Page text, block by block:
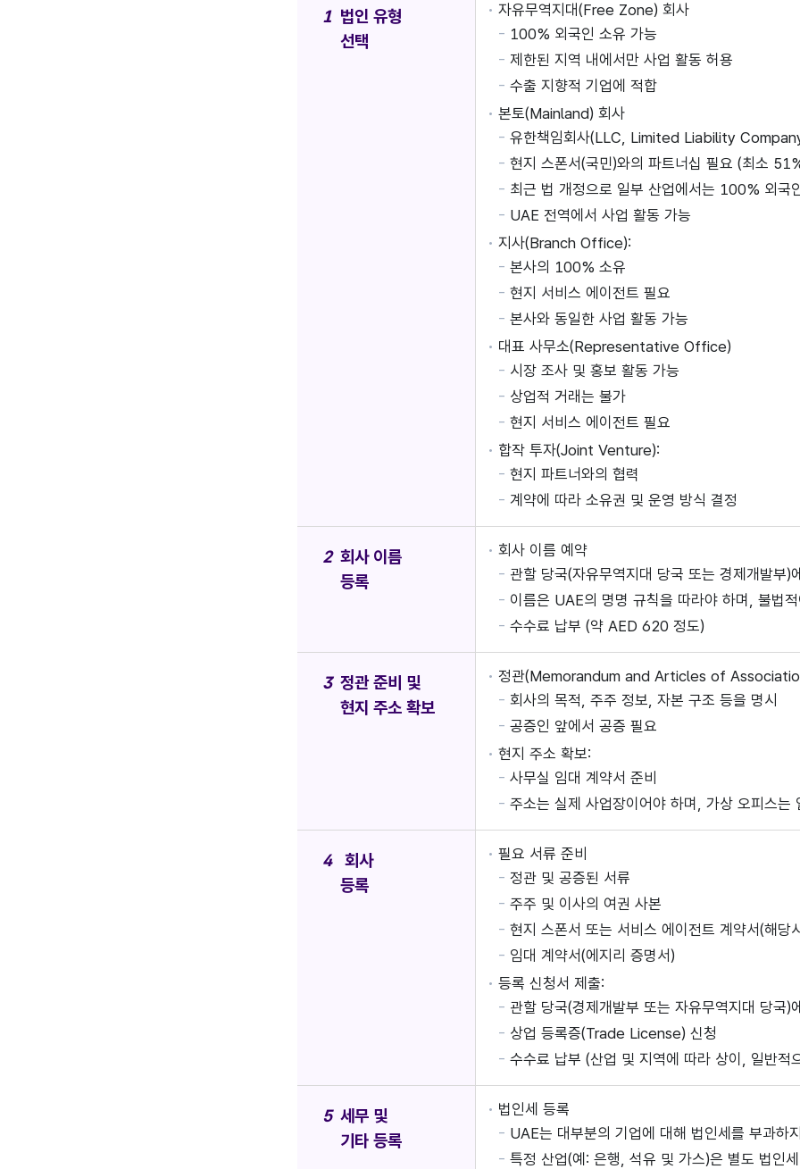
법인 유형
선택
자유무역지대(Free Zone) 회사
100% 외국인 소유 가능
제한된 지역 내에서만 사업 활동 허용
수출 지향적 기업에 적합
본토(Mainland) 회사
유한책임회사(LLC, Limited Liability
현지 스폰서(국민)와의 파트너십 필요 (최소
최근 법 개정으로 일부 산업에서는 100% 외국
UAE 전역에서 사업 활동 가능
지사(Branch Office):
본사의 100% 소유
현지 서비스 에이전트 필요
본사와 동일한 사업 활동 가능
대표 사무소(Representative Office)
시장 조사 및 홍보 활동 가능
상업적 거래는 불가
현지 서비스 에이전트 필요
합작 투자(Joint Venture):
현지 파트너와의 협력
계약에 따라 소유권 및 운영 방식 결정
회사 이름
등록
회사 이름 예약
관할 당국(자유무역지대 당국 또는 경제개발부)
이름은 UAE의 명명 규칙을 따라야 하며, 불법
수수료 납부 (약 AED 620 정도)
정관 준비 및
현지 주소 확보
정관(Memorandum and Articles of
회사의 목적, 주주 정보, 자본 구조 등을 명시
공증인 앞에서 공증 필요
현지 주소 확보:
사무실 임대 계약서 준비
주소는 실제 사업장이어야 하며, 가상 오피스는
회사
등록
필요 서류 준비
정관 및 공증된 서류
주주 및 이사의 여권 사본
현지 스폰서 또는 서비스 에이전트 계약서(해당
임대 계약서(에지리 증명서)
등록 신청서 제출:
관할 당국(경제개발부 또는 자유무역지대 당국)
상업 등록증(Trade License) 신청
수수료 납부 (산업 및 지역에 따라 상이, 일반
세무 및
기타 등록
법인세 등록
UAE는 대부분의 기업에 대해 법인세를 부과하
특정 산업(예: 은행, 석유 및 가스)은 별도 법인